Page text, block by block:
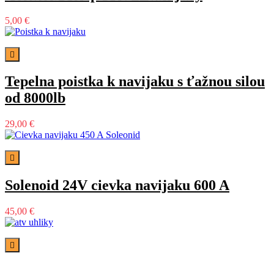
5,00 €

Tepelna poistka k navijaku s ťažnou silou
od 8000lb
29,00 €

Solenoid 24V cievka navijaku 600 A
45,00 €
